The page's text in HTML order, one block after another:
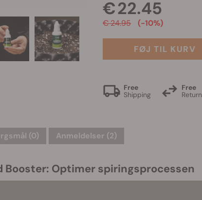
€ 22.45
€ 24.95 (-10%)
FØJ TIL KURV
Free
Shipping
Free
Return
(0) Anmeldelser (2)
Booster: Optimer spiringsprocessen